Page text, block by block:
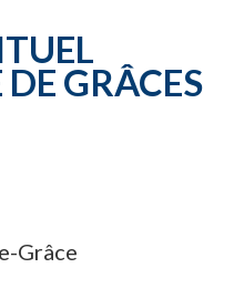
GRÂCES
Grâce